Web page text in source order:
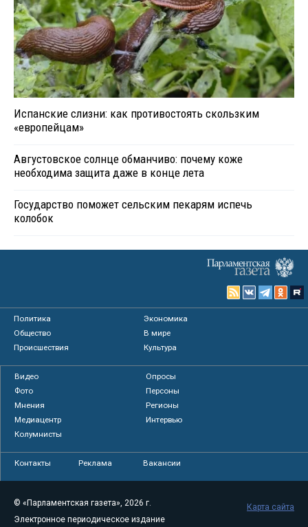
Испанские слизни: как противостоять скользким
«европейцам»
Августовское солнце обманчиво: почему коже
необходима защита даже в конце лета
Государство поможет сельским пекарям испечь
колобок
Политика
Экономика
Общество
В мире
Происшествия
Культура
Видео
Опросы
Фото
Персоны
Мнения
Регионы
Медиацентр
Интервью
Колумнисты
Контакты Реклама Вакансии
© «Парламентская газета», 2026 г.
Электронное периодическое издание
Карта сайта